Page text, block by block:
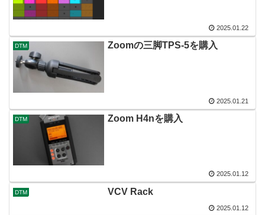
2025.01.22
DTM Zoomの三脚TPS-5を購入
2025.01.21
DTM Zoom H4nを購入
2025.01.12
DTM VCV Rack
2025.01.12